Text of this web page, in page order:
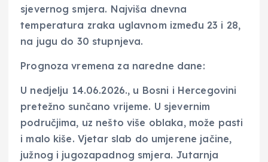
sjevernog smjera. Najviša dnevna
temperatura zraka uglavnom između 23 i 28,
na jugu do 30 stupnjeva.
Prognoza vremena za naredne dane:
U nedjelju 14.06.2026., u Bosni i Hercegovini
pretežno sunčano vrijeme. U sjevernim
područjima, uz nešto više oblaka, može pasti
i malo kiše. Vjetar slab do umjerene jačine,
južnog i jugozapadnog smjera. Jutarnja